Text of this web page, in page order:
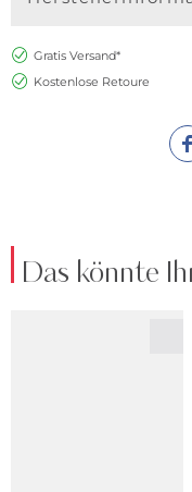
Gratis Versand*
Kostenlose Retoure
Das könnte